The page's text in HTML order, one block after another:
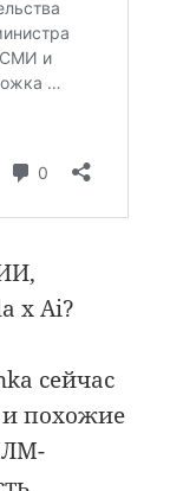
x Ai?
сейчас
и похожие